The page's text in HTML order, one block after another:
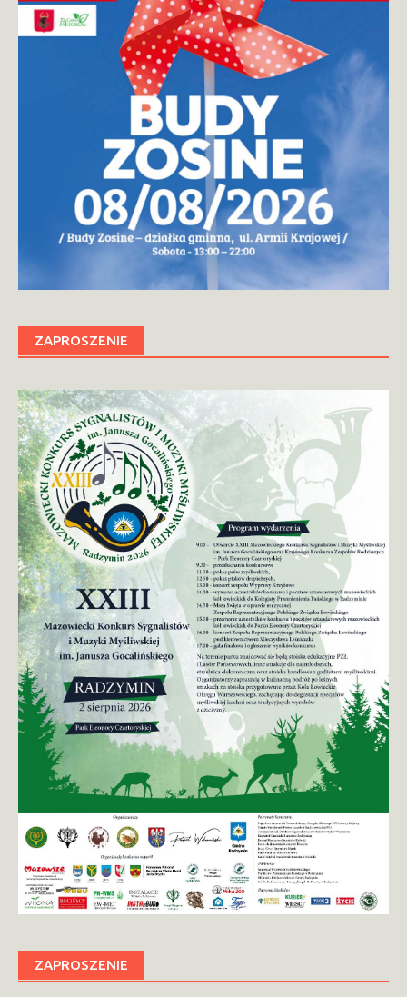
ZAPROSZENIE
ZAPROSZENIE